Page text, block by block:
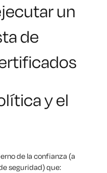
un
de
y el
de la confianza (a
seguridad) que: